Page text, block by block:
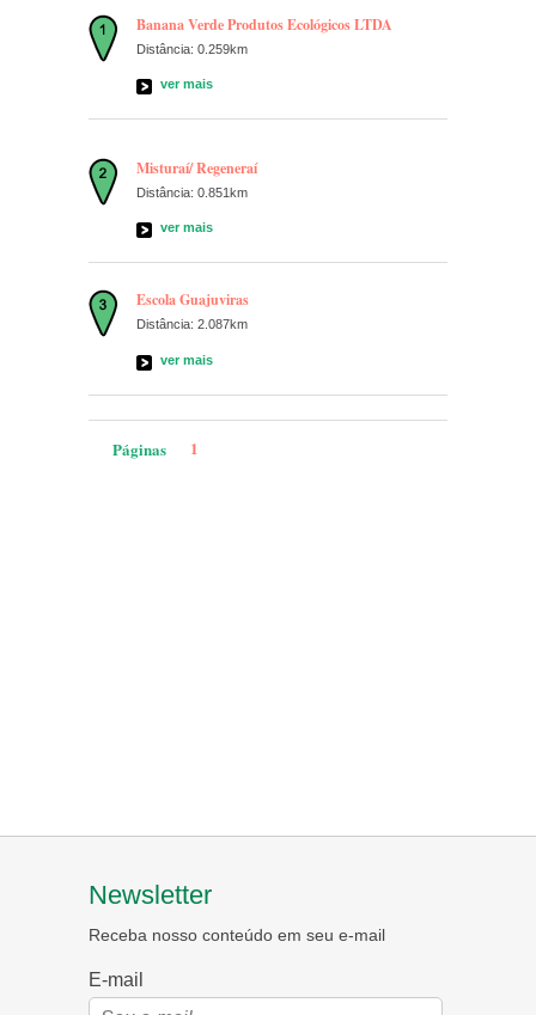
Banana Verde Produtos Ecológicos LTDA
Distância: 0.259km
ver mais
Misturaí/ Regeneraí
Distância: 0.851km
ver mais
Escola Guajuviras
Distância: 2.087km
ver mais
Páginas 1
Newsletter
Receba nosso conteúdo em seu e-mail
E-mail